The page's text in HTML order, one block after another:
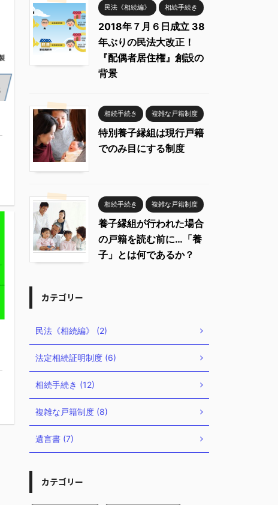
民法《相続編》 相続手続き
2018年７月６日成立 38
年ぶりの民法大改正！
『配偶者居住権』創設の
背景
相続手続き 複雑な戸籍制度
特別養子縁組は現行戸籍
でのみ目にする制度
相続手続き 複雑な戸籍制度
養子縁組が行われた場合
の戸籍を読む前に…「養
子」とは何であるか？
カテゴリー
民法《相続編》 (2)
法定相続証明制度 (6)
相続手続き (12)
複雑な戸籍制度 (8)
遺言書 (7)
カテゴリー